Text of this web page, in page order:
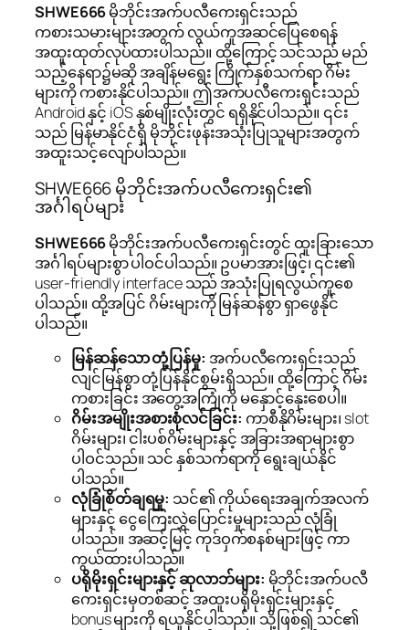
SHWE666မိုဘိုင်းအက်ပလီကေးရှင်းသည်
ကစားသမားများအတွက် လွယ်ကူအဆင်ပြေစေရန်
အထူးထုတ်လုပ်ထားပါသည်။ ထို့ကြောင့် သင်သည် မည်
သည့်နေရာ၌မဆို အချိန်မရွေး ကြိုက်နှစ်သက်ရာ ဂိမ်း
များကို ကစားနိုင်ပါသည်။ ဤအက်ပလီကေးရှင်းသည်
Android နှင့် iOS နှစ်မျိုးလုံးတွင် ရရှိနိုင်ပါသည်။ ၎င်း
သည် မြန်မာနိုင်ငံရှိ မိုဘိုင်းဖုန်းအသုံးပြုသူများအတွက်
အထူးသင့်လျော်ပါသည်။
SHWE666 မိုဘိုင်းအက်ပလီကေးရှင်း၏
အင်္ဂါရပ်များ
SHWE666မိုဘိုင်းအက်ပလီကေးရှင်းတွင် ထူးခြားသော
အင်္ဂါရပ်များစွာ ပါဝင်ပါသည်။ ဥပမာအားဖြင့်၊ ၎င်း၏
user-friendly interface သည် အသုံးပြုရလွယ်ကူစေ
ပါသည်။ ထို့အပြင် ဂိမ်းများကို မြန်ဆန်စွာ ရှာဖွေနိုင်
ပါသည်။
မြန်ဆန်သော တုံ့ပြန်မှု: အက်ပလီကေးရှင်းသည်
လျင်မြန်စွာ တုံ့ပြန်နိုင်စွမ်းရှိသည်။ ထို့ကြောင့် ဂိမ်း
ကစားခြင်း အတွေ့အကြုံကို မနှောင့်နှေးစေပါ။
ဂိမ်းအမျိုးအစားစုံလင်ခြင်း: ကာစီနိုဂိမ်းများ၊ slot
ဂိမ်းများ၊ ငါးပစ်ဂိမ်းများနှင့် အခြားအရာများစွာ
ပါဝင်သည်။ သင် နှစ်သက်ရာကို ရွေးချယ်နိုင်
ပါသည်။
လုံခြုံစိတ်ချရမှု: သင်၏ ကိုယ်ရေးအချက်အလက်
များနှင့် ငွေကြေးလွှဲပြောင်းမှုများသည် လုံခြုံ
ပါသည်။ အဆင့်မြင့် ကုဒ်ဝှက်စနစ်များဖြင့် ကာ
ကွယ်ထားပါသည်။
ပရိုမိုးရှင်းများနှင့် ဆုလာဘ်များ: မိုဘိုင်းအက်ပလီ
ကေးရှင်းမှတစ်ဆင့် အထူးပရိုမိုးရှင်းများနှင့်
bonus များကို ရယူနိုင်ပါသည်။ သို့ဖြစ်၍ သင်၏